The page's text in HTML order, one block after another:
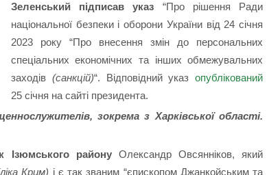
Зеленський підписав указ “Про рішення Ради
національної безпеки і оборони України від 24 січня
2023 року “Про внесення змін до персональних
спеціальних економічних та інших обмежувальних
заходів (санкцій)“. Відповідний указопублікований
25 січня на сайті президента.
зокрема з Харківської області.
Ізюмського районуОлександр Овсянніков, який
Крим) і є так званим “єпископом Джанкойським та